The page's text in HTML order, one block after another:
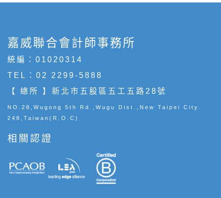
嘉威聯合會計師事務所
統編：01020314
TEL： 02 2299-5888
【 總所 】新北市五股區五工五路28號
NO.28,Wugong 5th Rd.,Wugu Dist.,New Taipei City
248,Taiwan(R.O.C)
相關認證